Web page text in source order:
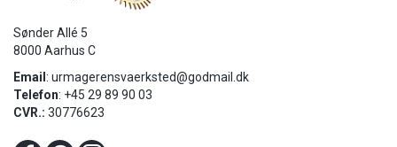
Sønder Allé 5
8000 Aarhus C
Email : urmagerensvaerksted@godmail.dk
Telefon: +45 29 89 90 03
CVR.: 30776623